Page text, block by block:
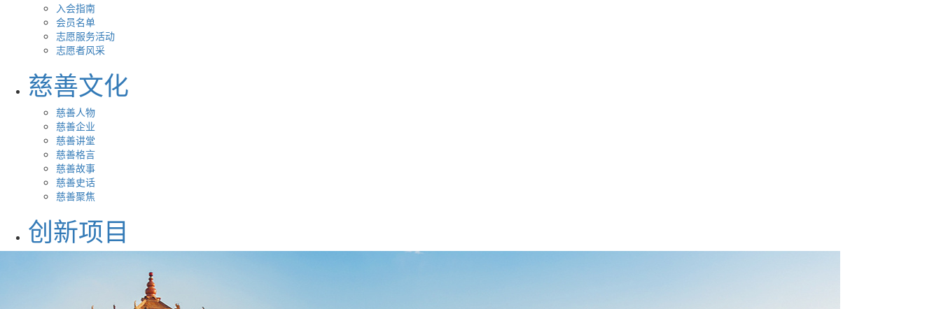
入会指南
会员名单
志愿服务活动
志愿者风采
慈善文化
慈善人物
慈善企业
慈善讲堂
慈善格言
慈善故事
慈善史话
慈善聚焦
创新项目